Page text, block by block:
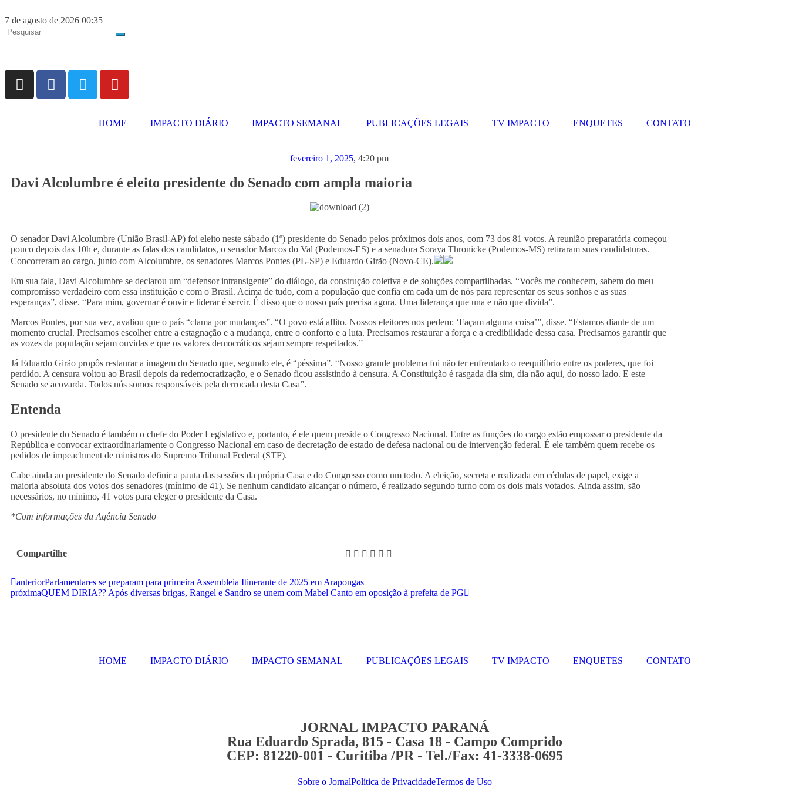
7 de agosto de 2026 00:35
HOME IMPACTO DIÁRIO IMPACTO SEMANAL PUBLICAÇÕES LEGAIS TV IMPACTO ENQUETES CONTATO
fevereiro 1, 2025, 4:20 pm
Davi Alcolumbre é eleito presidente do Senado com ampla maioria
O senador Davi Alcolumbre (União Brasil-AP) foi eleito neste sábado (1º) presidente do Senado pelos próximos dois anos, com 73 dos 81 votos. A reunião preparatória começou
pouco depois das 10h e, durante as falas dos candidatos, o senador Marcos do Val (Podemos-ES) e a senadora Soraya Thronicke (Podemos-MS) retiraram suas candidaturas.
Concorreram ao cargo, junto com Alcolumbre, os senadores Marcos Pontes (PL-SP) e Eduardo Girão (Novo-CE).
Em sua fala, Davi Alcolumbre se declarou um “defensor intransigente” do diálogo, da construção coletiva e de soluções compartilhadas. “Vocês me conhecem, sabem do meu
compromisso verdadeiro com essa instituição e com o Brasil. Acima de tudo, com a população que confia em cada um de nós para representar os seus sonhos e as suas
esperanças”, disse. “Para mim, governar é ouvir e liderar é servir. É disso que o nosso país precisa agora. Uma liderança que una e não que divida”.
Marcos Pontes, por sua vez, avaliou que o país “clama por mudanças”. “O povo está aflito. Nossos eleitores nos pedem: ‘Façam alguma coisa’”, disse. “Estamos diante de um
momento crucial. Precisamos escolher entre a estagnação e a mudança, entre o conforto e a luta. Precisamos restaurar a força e a credibilidade dessa casa. Precisamos garantir que
as vozes da população sejam ouvidas e que os valores democráticos sejam sempre respeitados.”
Já Eduardo Girão propôs restaurar a imagem do Senado que, segundo ele, é “péssima”. “Nosso grande problema foi não ter enfrentado o reequilíbrio entre os poderes, que foi
perdido. A censura voltou ao Brasil depois da redemocratização, e o Senado ficou assistindo à censura. A Constituição é rasgada dia sim, dia não aqui, do nosso lado. E este
Senado se acovarda. Todos nós somos responsáveis pela derrocada desta Casa”.
Entenda
O presidente do Senado é também o chefe do Poder Legislativo e, portanto, é ele quem preside o Congresso Nacional. Entre as funções do cargo estão empossar o presidente da
República e convocar extraordinariamente o Congresso Nacional em caso de decretação de estado de defesa nacional ou de intervenção federal. É ele também quem recebe os
pedidos de impeachment de ministros do Supremo Tribunal Federal (STF).
Cabe ainda ao presidente do Senado definir a pauta das sessões da própria Casa e do Congresso como um todo. A eleição, secreta e realizada em cédulas de papel, exige a
maioria absoluta dos votos dos senadores (mínimo de 41). Se nenhum candidato alcançar o número, é realizado segundo turno com os dois mais votados. Ainda assim, são
necessários, no mínimo, 41 votos para eleger o presidente da Casa.
*Com informações da Agência Senado
Compartilhe
anteriorParlamentares se preparam para primeira Assembleia Itinerante de 2025 em Arapongas
próximaQUEM DIRIA?? Após diversas brigas, Rangel e Sandro se unem com Mabel Canto em oposição à prefeita de PG
HOME IMPACTO DIÁRIO IMPACTO SEMANAL PUBLICAÇÕES LEGAIS TV IMPACTO ENQUETES CONTATO
JORNAL IMPACTO PARANÁ
Rua Eduardo Sprada, 815 - Casa 18 - Campo Comprido
CEP: 81220-001 - Curitiba /PR - Tel./Fax: 41-3338-0695
Sobre o JornalPolítica de PrivacidadeTermos de Uso